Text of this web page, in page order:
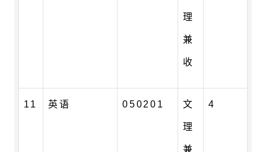
理
兼
收
11 英语 050201 文
理
兼
4